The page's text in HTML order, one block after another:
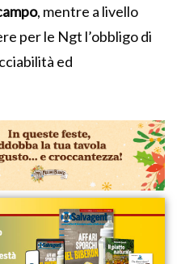
, mentre a livello
per le Ngt l’obbligo di
ed